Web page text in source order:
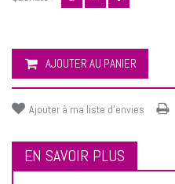
AJOUTER AU PANIER
Ajouter à ma liste d'envies
EN SAVOIR PLUS